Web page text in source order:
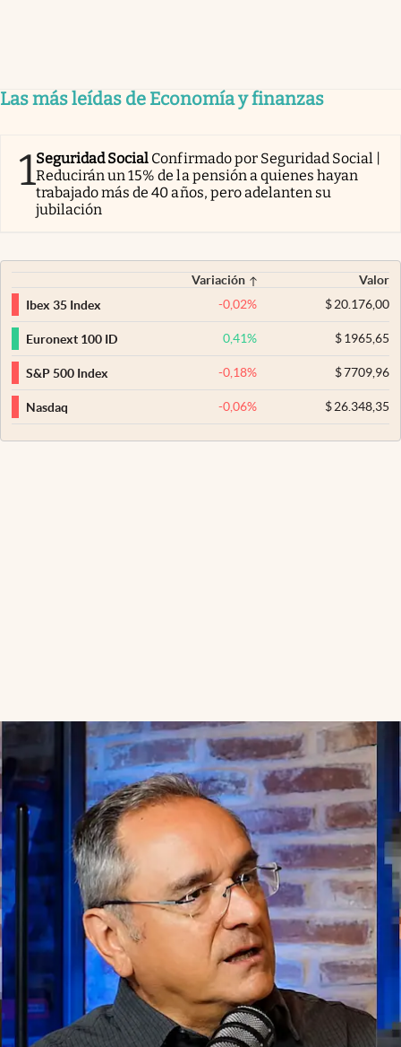
Las más leídas de Economía y finanzas
1Seguridad Social Confirmado por Seguridad Social |
Reducirán un 15% de la pensión a quienes hayan
trabajado más de 40 años, pero adelanten su
jubilación
Variación
Valor
Ibex 35 Index
-0,02% $20.176,00
Euronext 100 ID 0,41% $1965,65
S&P 500 Index -0,18% $7709,96
Nasdaq -0,06% $26.348,35